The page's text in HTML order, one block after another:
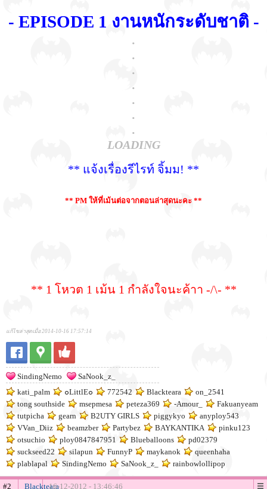
- EPISODE 1 งานหนักระดับชาติ -
.
.
.
.
.
.
.
LOADING
** แจ้งเรื่องรีไรท์ จิ้มม! **
** PM ให้ที่เม้นต่อจากตอนล่าสุดนะคะ **
** 1 โหวต 1 เม้น 1 กำลังใจนะค้าา -/\- **
แก้ไขล่าสุดเมื่อ 2014-10-16 17:57:14
SindingNemo
SaNook_z_
kati_palm
๐LittlE๐ 772542 Blackteara
on_2541
tong southside
msepmesa peteza369 -Amour_
Fakuanyeam
tutpicha
gearn B2UTY GIRLS piggykyo
anyploy543
VVan_Diiz
beamzber Partybez BAYKANTIKA
pinku123
otsuchio
ploy0847847951 Blueballoons
pd02379
suckseed22
silapun FunnyP maykanok
queenhaha
plablapal
SindingNemo SaNook_z_ rainbowlollipop
#2 Blackteara16-12-2012 - 13:46:46